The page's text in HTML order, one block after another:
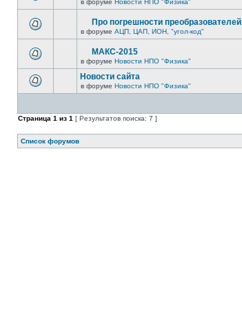
в форуме Новости НПО "Физика"
Про погрешности преобразователей
в форуме АЦП, ЦАП, ИОН, "угол-код"
МАКС-2015
в форуме Новости НПО "Физика"
Новости сайта
в форуме Новости НПО "Физика"
Страница 1 из 1 [ Результатов поиска: 7 ]
Список форумов